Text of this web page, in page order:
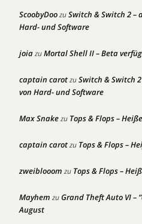
ScoobyDoozuSwitch & Switch 2 –
Hard- und Software
joiazuMortal Shell II – Beta
captain carotzuSwitch & Switch
von Hard- und Software
Max Snakezu Tops & Flops –
captain carotzu Tops & Flops –
zweiblooom zu Tops & Flops –
Mayhem zuGrand Theft Auto VI –
August